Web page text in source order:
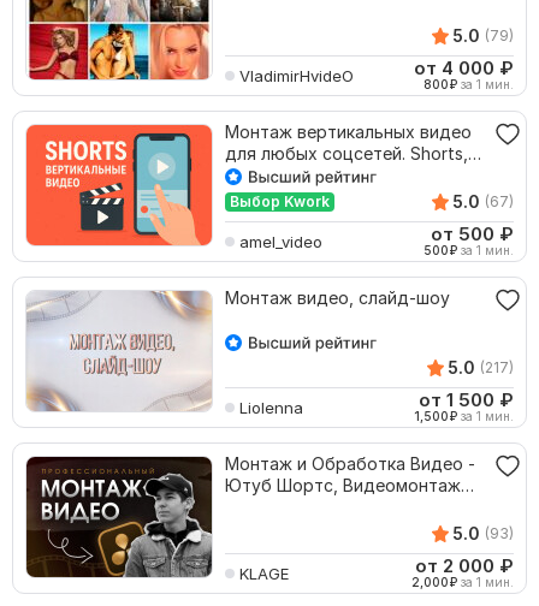
5.0 (79)
VladimirHvideO от 4 000 ₽
800₽ за 1 мин.
Монтаж вертикальных видео
для любых соцсетей. Shorts,
TikTok и т.д
Выбор Kwork 5.0 (67)
amel_video от 500 ₽
500₽ за 1 мин.
Монтаж видео, слайд-шоу
5.0 (217)
Liolenna от 1 500 ₽
1,500₽ за 1 мин.
Монтаж и Обработка Видео -
Ютуб Шортс, Видеомонтаж
5.0 (93)
KLAGE от 2 000 ₽
2,000₽ за 1 мин.